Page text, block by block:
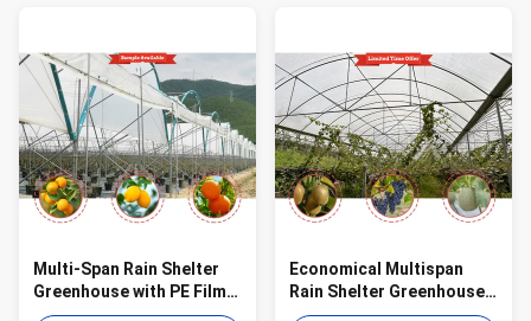
Multi-Span Rain Shelter
Greenhouse with PE Film
Covering Hot Galvanized
Economical Multispan
Rain Shelter Greenhouse
with Hot Galvanized Steel